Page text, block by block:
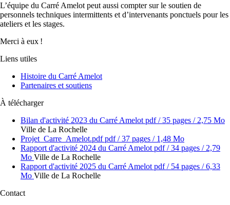
L’équipe du Carré Amelot peut aussi compter sur le soutien de
personnels techniques intermittents et d’intervenants ponctuels pour les
ateliers et les stages.
Merci à eux !
Liens utiles
Histoire du Carré Amelot
Partenaires et soutiens
À télécharger
Bilan d'activité 2023 du Carré Amelot pdf/ 35 pages / 2,75 Mo
Ville de La Rochelle
Projet_Carre_Amelot.pdfpdf/ 37 pages / 1,48 Mo
Rapport d'activité 2024 du Carré Amelot pdf/ 34 pages / 2,79
Mo Ville de La Rochelle
Rapport d'activité 2025 du Carré Amelot pdf/ 54 pages / 6,33
Mo Ville de La Rochelle
Contact